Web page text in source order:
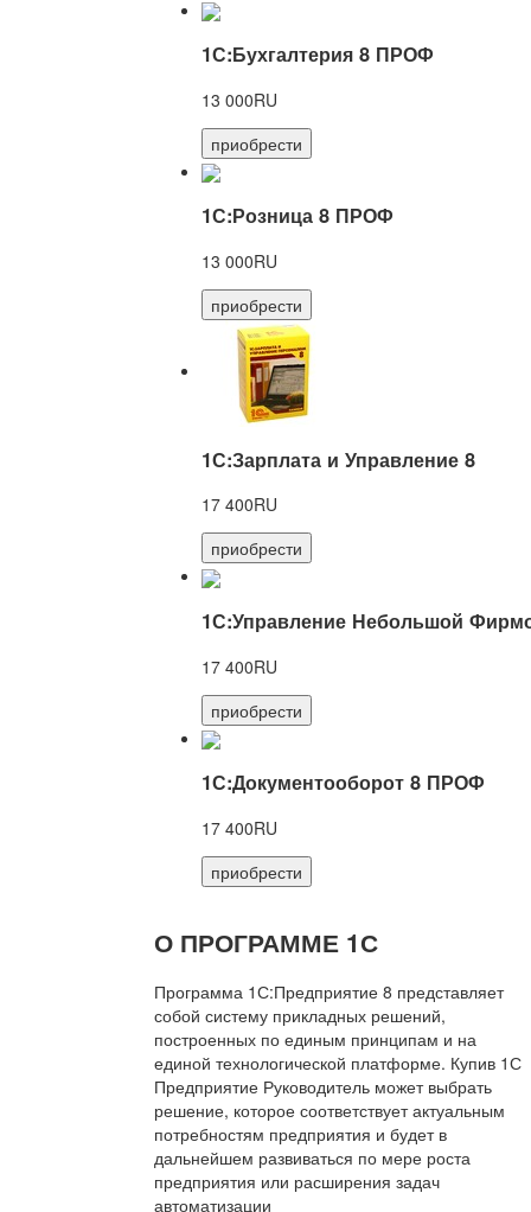
1С:Бухгалтерия 8 ПРОФ
13 000RU
приобрести
1С:Розница 8 ПРОФ
13 000RU
приобрести
1С:Зарплата и Управление 8
17 400RU
приобрести
1С:Управление Небольшой
17 400RU
приобрести
1С:Документооборот 8 ПРОФ
17 400RU
приобрести
О ПРОГРАММЕ 1С
Программа 1С:Предприятие 8 представляет
собой систему прикладных решений,
построенных по единым принципам и на
единой технологической платформе. Купив 1С
Предприятие Руководитель может выбрать
решение, которое соответствует актуальным
потребностям предприятия и будет в
дальнейшем развиваться по мере роста
предприятия или расширения задач
автоматизации